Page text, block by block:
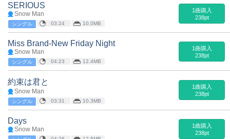
SERIOUS
Snow Man
シングル 03:24 10.0MB
1曲購入
238pt
Miss Brand-New Friday Night
Snow Man
シングル 04:23 12.4MB
1曲購入
238pt
約束は君と
Snow Man
シングル 03:31 10.3MB
1曲購入
238pt
Days
Snow Man
1曲購入
238pt